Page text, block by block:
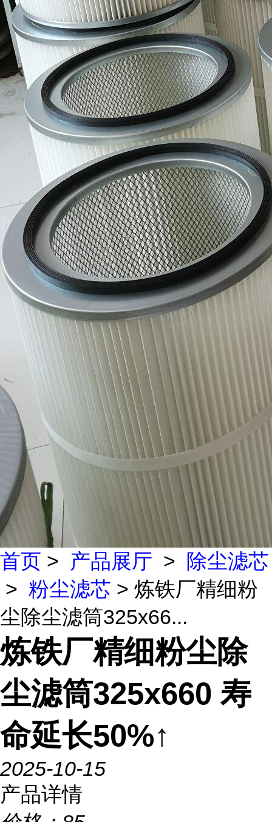
首页 > 产品展厅 >
除尘滤芯
> 粉尘滤芯 > 炼铁厂精细粉
尘除尘滤筒325x66...
炼铁厂精细粉尘除
尘滤筒325x660 寿
命延长50%↑
2025-10-15
产品详情